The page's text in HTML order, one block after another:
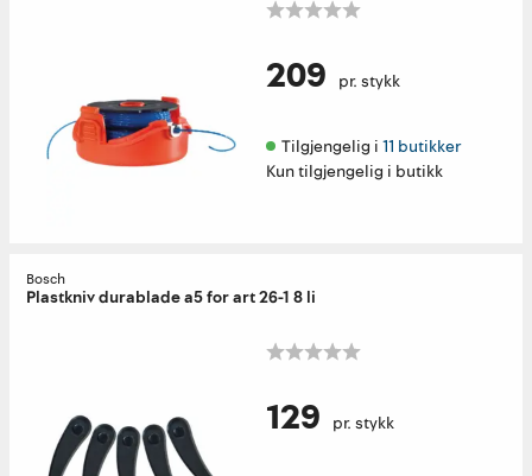
209 pr. stykk
Tilgjengelig i 11 butikker
Kun tilgjengelig i butikk
Bosch
Plastkniv durablade a5 for art 26-1 8 li
129 pr. stykk